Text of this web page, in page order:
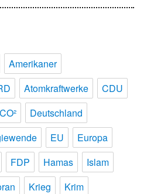
Amerikaner
Atomkraftwerke
CDU
CO²
Deutschland
EU
Europa
FDP Hamas
Islam
Krieg
Krim